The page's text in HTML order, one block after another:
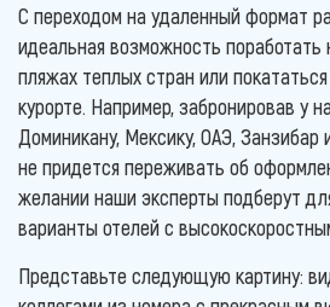
С переходом на удаленный формат
идеальная возможность
пляжах теплых стран или
курорте. Например, забронировав у
Доминикану, Мексику, ОАЭ,
не придется переживать об
желании наши эксперты подберут
варианты отелей с
Представьте следующую картину: